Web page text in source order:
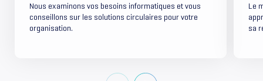
Nous examinons vos besoins informatiques et vous
conseillons sur les solutions circulaires pour votre
organisation.
Le
sa